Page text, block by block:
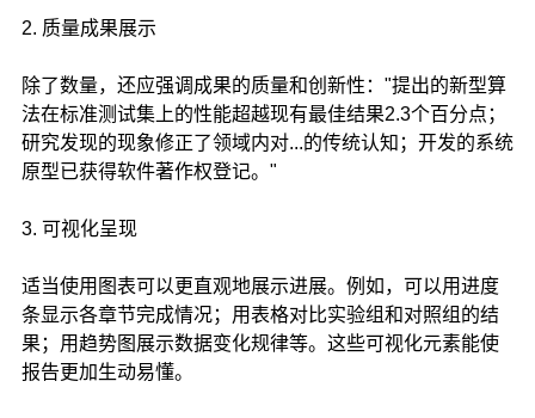
2. 质量成果展示
除了数量，还应强调成果的质量和创新性："提出的新型算
法在标准测试集上的性能超越现有最佳结果2.3个百分点；
研究发现的现象修正了领域内对...的传统认知；开发的系统
原型已获得软件著作权登记。"
3. 可视化呈现
适当使用图表可以更直观地展示进展。例如，可以用进度
条显示各章节完成情况；用表格对比实验组和对照组的结
果；用趋势图展示数据变化规律等。这些可视化元素能使
报告更加生动易懂。